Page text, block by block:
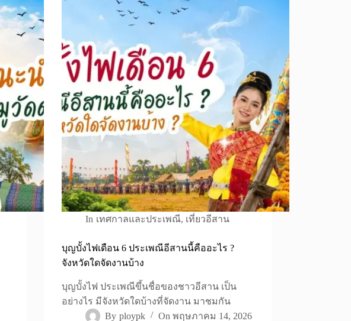
In เทศกาลและประเพณี, เที่ยวอีสาน
บุญบั้งไฟเดือน 6 ประเพณีอีสานนี้คืออะไร ?
จังหวัดใดจัดงานบ้าง
บุญบั้งไฟ ประเพณีขึ้นชื่อของชาวอีสาน เป็น
อย่างไร มีจังหวัดใดบ้างที่จัดงาน มาชมกัน
By ploypk On พฤษภาคม 14, 2026